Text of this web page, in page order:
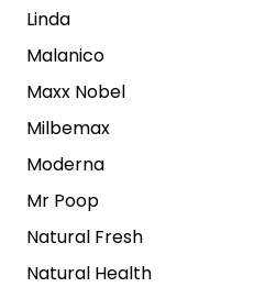
Linda
Malanico
Maxx Nobel
Milbemax
Moderna
Mr Poop
Natural Fresh
Natural Health